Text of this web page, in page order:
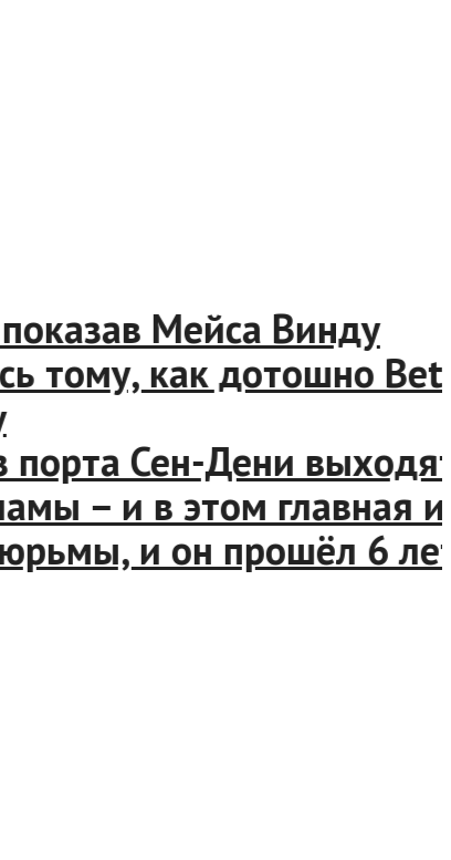
Мейса Винду
как дотошно
Сен-Дени выходят
– и в этом главная
и он прошёл 6 лет